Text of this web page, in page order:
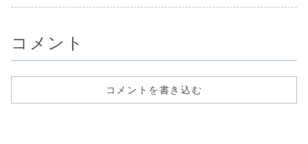
コメント
コメントを書き込む